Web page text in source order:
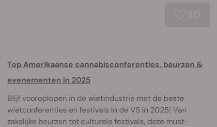
Top Amerikaanse cannabisconferenties, beurzen &
evenementen in 2025
Blijf vooroplopen in de wietindustrie met de beste
wietconferenties en festivals in de VS in 2025! Van
zakelijke beurzen tot culturele festivals, deze must-